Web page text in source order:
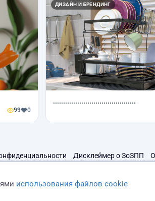
99 0
ДИЗАЙН И БРЕНДИНГ
.........................................
Дисклеймер о ЗоЗПП
использования файлов cookie